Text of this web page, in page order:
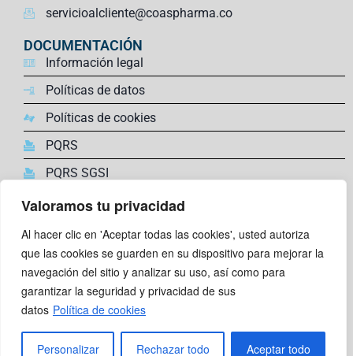
Valoramos tu privacidad
Al hacer clic en 'Aceptar todas las cookies', usted autoriza
que las cookies se guarden en su dispositivo para mejorar la
navegación del sitio y analizar su uso, así como para
garantizar la seguridad y privacidad de sus
datos Política de cookies
Personalizar Rechazar todo Aceptar todo
servicioalcliente@coaspharma.co
DOCUMENTACIÓN
Información legal
Políticas de datos
Políticas de cookies
PQRS
PQRS SGSI
ENLACES DE INTERÉS
Trabaja con nosotros
Comunidad Super Coas
Canal de reporte en linea
SÍGUENOS